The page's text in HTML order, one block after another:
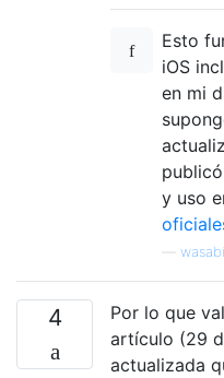
Esto
iOS
en mi
y uso
4
Por lo que
artículo (29
actualizada